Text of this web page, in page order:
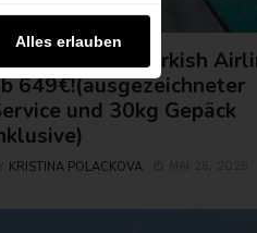
FLUGTICKETS
mit Turkish
649€!(ausgezeichneter
und 30kg Gepäck
KRISTINA POLACKOVA
Alles erlauben